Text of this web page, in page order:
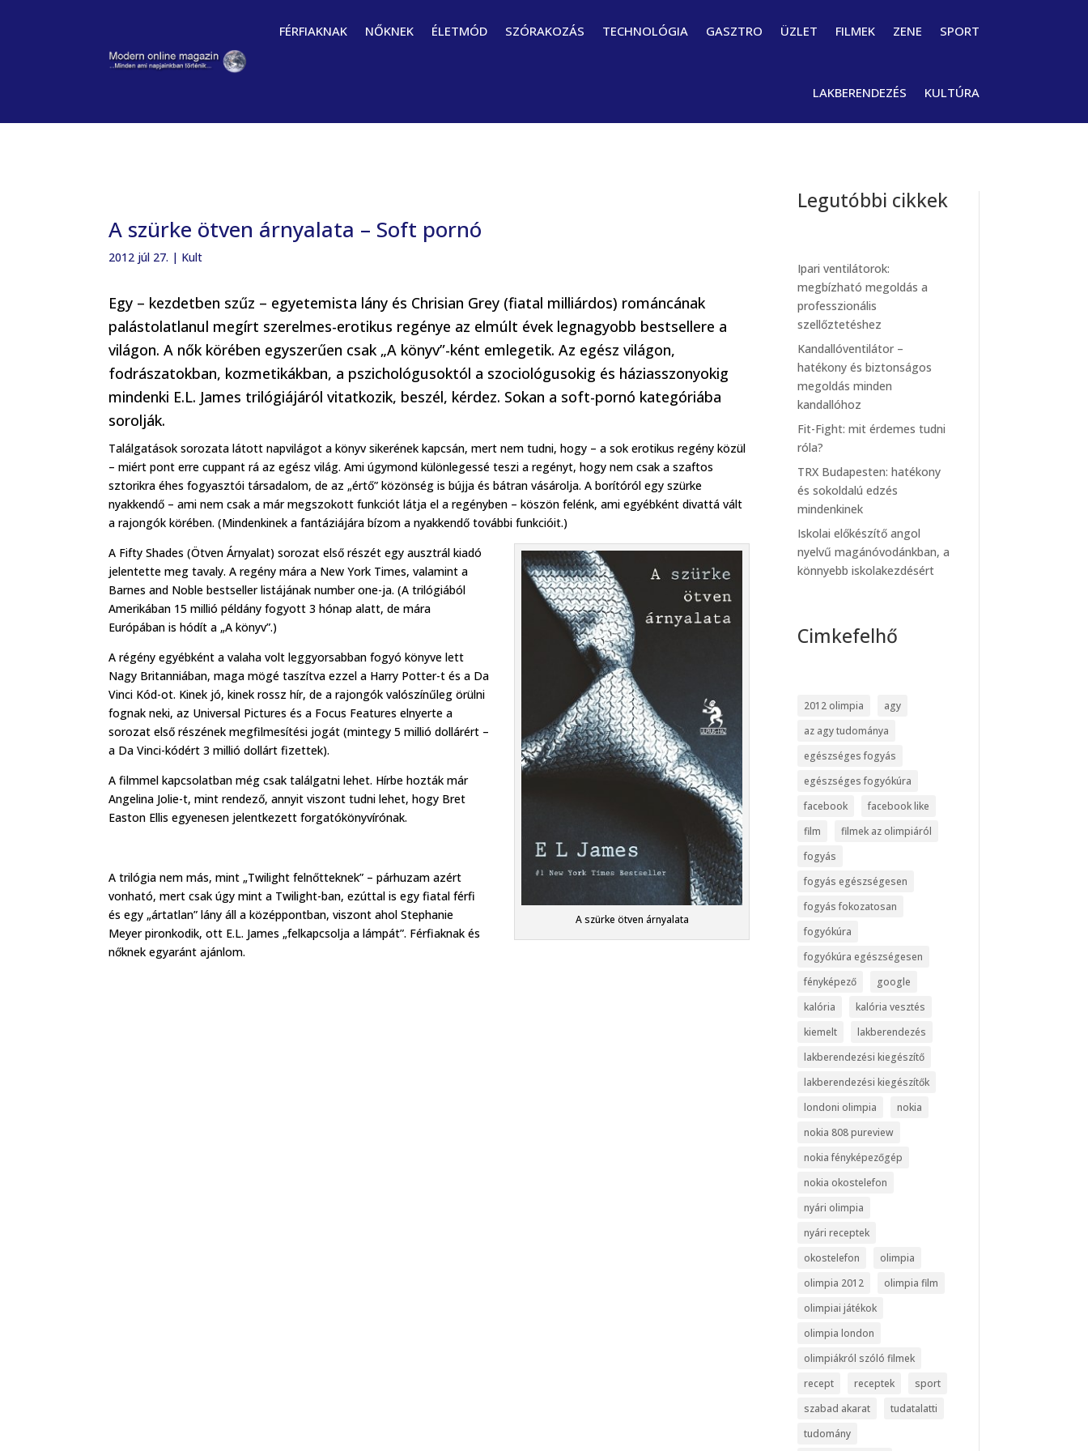
FÉRFIAKNAK NŐKNEK ÉLETMÓD SZÓRAKOZÁS TECHNOLÓGIA GASZTRO ÜZLET FILMEK ZENE SPORT
LAKBERENDEZÉS KULTÚRA
A szürke ötven árnyalata – Soft pornó
2012 júl 27. | Kult
Egy – kezdetben szűz – egyetemista lány és Chrisian Grey (fiatal milliárdos) románcának
palástolatlanul megírt szerelmes-erotikus regénye az elmúlt évek legnagyobb bestsellere a
világon. A nők körében egyszerűen csak „A könyv”-ként emlegetik. Az egész világon,
fodrászatokban, kozmetikákban, a pszichológusoktól a szociológusokig és háziasszonyokig
mindenki E.L. James trilógiájáról vitatkozik, beszél, kérdez. Sokan a soft-pornó kategóriába
sorolják.
Találgatások sorozata látott napvilágot a könyv sikerének kapcsán, mert nem tudni, hogy – a sok erotikus regény közül
– miért pont erre cuppant rá az egész világ. Ami úgymond különlegessé teszi a regényt, hogy nem csak a szaftos
sztorikra éhes fogyasztói társadalom, de az „értő” közönség is bújja és bátran vásárolja. A borítóról egy szürke
nyakkendő – ami nem csak a már megszokott funkciót látja el a regényben – köszön felénk, ami egyébként divattá vált
a rajongók körében. (Mindenkinek a fantáziájára bízom a nyakkendő további funkcióit.)
A szürke ötven árnyalata
A Fifty Shades (Ötven Árnyalat) sorozat első részét egy ausztrál kiadó
jelentette meg tavaly. A regény mára a New York Times, valamint a
Barnes and Noble bestseller listájának number one-ja. (A trilógiából
Amerikában 15 millió példány fogyott 3 hónap alatt, de mára
Európában is hódít a „A könyv”.)
A régény egyébként a valaha volt leggyorsabban fogyó könyve lett
Nagy Britanniában, maga mögé taszítva ezzel a Harry Potter-t és a Da
Vinci Kód-ot. Kinek jó, kinek rossz hír, de a rajongók valószínűleg örülni
fognak neki, az Universal Pictures és a Focus Features elnyerte a
sorozat első részének megfilmesítési jogát (mintegy 5 millió dollárért –
a Da Vinci-kódért 3 millió dollárt fizettek).
A filmmel kapcsolatban még csak találgatni lehet. Hírbe hozták már
Angelina Jolie-t, mint rendező, annyit viszont tudni lehet, hogy Bret
Easton Ellis egyenesen jelentkezett forgatókönyvírónak.
A trilógia nem más, mint „Twilight felnőtteknek” – párhuzam azért
vonható, mert csak úgy mint a Twilight-ban, ezúttal is egy fiatal férfi
és egy „ártatlan” lány áll a középpontban, viszont ahol Stephanie
Meyer pironkodik, ott E.L. James „felkapcsolja a lámpát”. Férfiaknak és
nőknek egyaránt ajánlom.
Legutóbbi cikkek
Ipari ventilátorok:
megbízható megoldás a
professzionális
szellőztetéshez
Kandallóventilátor –
hatékony és biztonságos
megoldás minden
kandallóhoz
Fit-Fight: mit érdemes tudni
róla?
TRX Budapesten: hatékony
és sokoldalú edzés
mindenkinek
Iskolai előkészítő angol
nyelvű magánóvodánkban, a
könnyebb iskolakezdésért
Cimkefelhő
2012 olimpia
agy
az agy tudománya
egészséges fogyás
egészséges fogyókúra
facebook
facebook like
film
filmek az olimpiáról
fogyás
fogyás egészségesen
fogyás fokozatosan
fogyókúra
fogyókúra egészségesen
fényképező
google
kalória
kalória vesztés
kiemelt
lakberendezés
lakberendezési kiegészítő
lakberendezési kiegészítők
londoni olimpia
nokia
nokia 808 pureview
nokia fényképezőgép
nokia okostelefon
nyári olimpia
nyári receptek
okostelefon
olimpia
olimpia 2012
olimpia film
olimpiai játékok
olimpia london
olimpiákról szóló filmek
recept
receptek
sport
szabad akarat
tudatalatti
tudomány